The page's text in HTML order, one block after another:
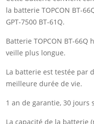
la batterie TOPCON BT-
GPT-7500 BT-61Q.
Batterie TOPCON BT-
veille plus longue.
La batterie est testée par
meilleure durée de vie.
1 an de garantie, 30 jours
La capacité de la batterie